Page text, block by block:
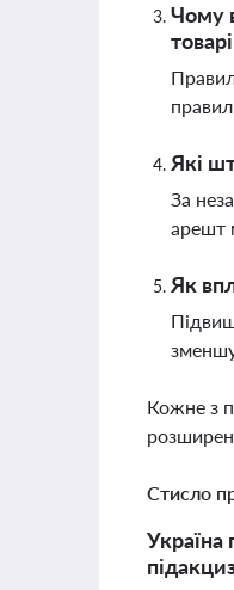
Чому
Які
За
арешт
Як
Кожне з
Стисло
Україна